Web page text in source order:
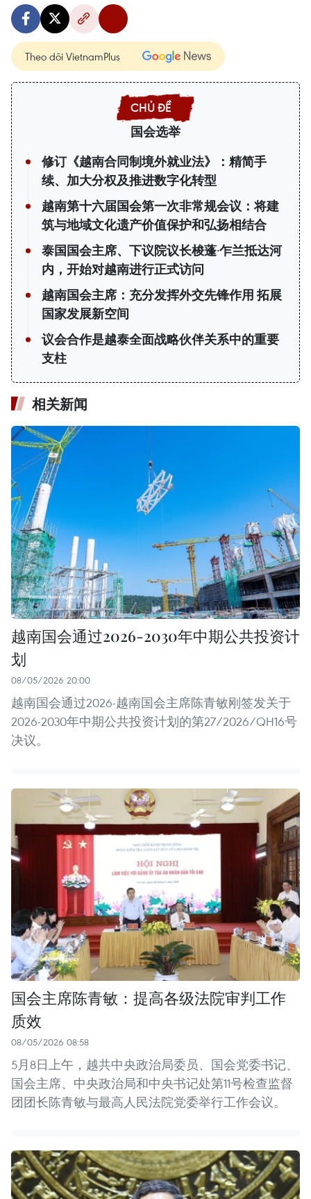
Theo dõi VietnamPlus
国会选举
修订《越南合同制境外就业法》：精简手
续、加大分权及推进数字化转型
越南第十六届国会第一次非常规会议：将建
筑与地域文化遗产价值保护和弘扬相结合
泰国国会主席、下议院议长梭蓬·乍兰抵达河
内，开始对越南进行正式访问
越南国会主席：充分发挥外交先锋作用 拓展
国家发展新空间
议会合作是越泰全面战略伙伴关系中的重要
支柱
相关新闻
越南国会通过2026-2030年中期公共投资计
划
08/05/2026 20:00
越南国会通过2026-越南国会主席陈青敏刚签发关于
2026-2030年中期公共投资计划的第27/2026/QH16号
决议。
国会主席陈青敏：提高各级法院审判工作
质效
08/05/2026 08:58
5月8日上午，越共中央政治局委员、国会党委书记、
国会主席、中央政治局和中央书记处第11号检查监督
团团长陈青敏与最高人民法院党委举行工作会议。